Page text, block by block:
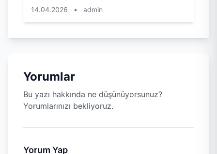
14.04.2026 • admin
Yorumlar
Bu yazı hakkında ne düşünüyorsunuz?
Yorumlarınızı bekliyoruz.
Yorum Yap